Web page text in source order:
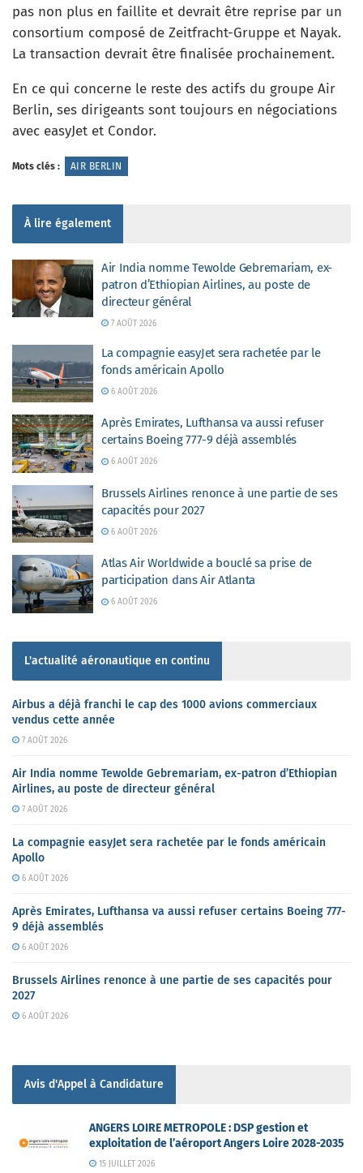
pas non plus en faillite et devrait être reprise par un
consortium composé de Zeitfracht-Gruppe et Nayak.
La transaction devrait être finalisée prochainement.
En ce qui concerne le reste des actifs du groupe Air
Berlin, ses dirigeants sont toujours en négociations
avec easyJet et Condor.
Mots clés : AIR BERLIN
À lire également
Air India nomme Tewolde Gebremariam, ex-
patron d’Ethiopian Airlines, au poste de
directeur général
7 AOÛT 2026
La compagnie easyJet sera rachetée par le
fonds américain Apollo
6 AOÛT 2026
Après Emirates, Lufthansa va aussi refuser
certains Boeing 777-9 déjà assemblés
6 AOÛT 2026
Brussels Airlines renonce à une partie de ses
capacités pour 2027
6 AOÛT 2026
Atlas Air Worldwide a bouclé sa prise de
participation dans Air Atlanta
6 AOÛT 2026
L'actualité aéronautique en continu
Airbus a déjà franchi le cap des 1000 avions commerciaux
vendus cette année
7 AOÛT 2026
Air India nomme Tewolde Gebremariam, ex-patron d’Ethiopian
Airlines, au poste de directeur général
7 AOÛT 2026
La compagnie easyJet sera rachetée par le fonds américain
Apollo
6 AOÛT 2026
Après Emirates, Lufthansa va aussi refuser certains Boeing 777-
9 déjà assemblés
6 AOÛT 2026
Brussels Airlines renonce à une partie de ses capacités pour
2027
6 AOÛT 2026
Avis d'Appel à Candidature
ANGERS LOIRE METROPOLE : DSP gestion et
exploitation de l’aéroport Angers Loire 2028-2035
15 JUILLET 2026